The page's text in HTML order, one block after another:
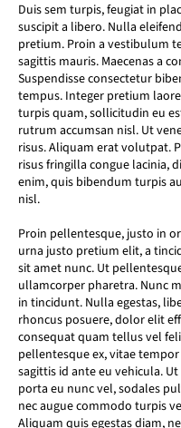
Duis sem turpis, feugiat in
suscipit a libero. Nulla
pretium. Proin a vestibulum
sagittis mauris. Maecenas a
Suspendisse consectetur
tempus. Integer pretium
turpis quam, sollicitudin eu
rutrum accumsan nisl. Ut
risus. Aliquam erat volutpat.
risus fringilla congue lacinia,
enim, quis bibendum turpis
nisl.
Proin pellentesque, justo in
urna justo pretium elit, a
sit amet nunc. Ut
ullamcorper pharetra. Nunc
in tincidunt. Nulla egestas,
rhoncus posuere, dolor elit
consequat quam tellus vel
pellentesque ex, vitae
sagittis id ante eu vehicula.
porta eu nunc vel, sodales
nec augue commodo turpis
Aliquam quis egestas diam,